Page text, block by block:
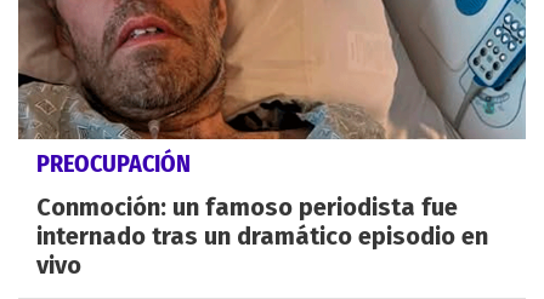
PREOCUPACIÓN
Conmoción: un famoso periodista fue
internado tras un dramático episodio en
vivo